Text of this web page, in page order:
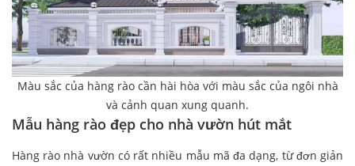
Màu sắc của hàng rào cần hài hòa với màu sắc của ngôi nhà
và cảnh quan xung quanh.
Mẫu hàng rào đẹp cho nhà vườn hút mắt
Hàng rào nhà vườn có rất nhiều mẫu mã đa dạng, từ đơn giản